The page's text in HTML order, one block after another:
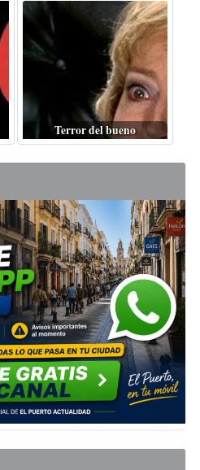
Terror del bueno